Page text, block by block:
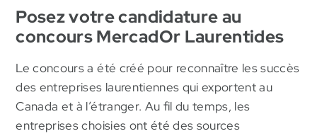
Posez votre candidature au
concours MercadOr Laurentides
Le concours a été créé pour reconnaître les succès
des entreprises laurentiennes qui exportent au
Canada et à l’étranger. Au fil du temps, les
entreprises choisies ont été des sources